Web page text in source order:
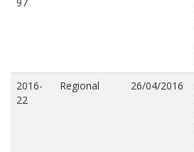
2016-
22
Regional 26/04/2016